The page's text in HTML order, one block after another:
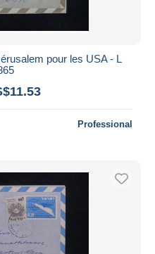
pour les USA - L
Professional